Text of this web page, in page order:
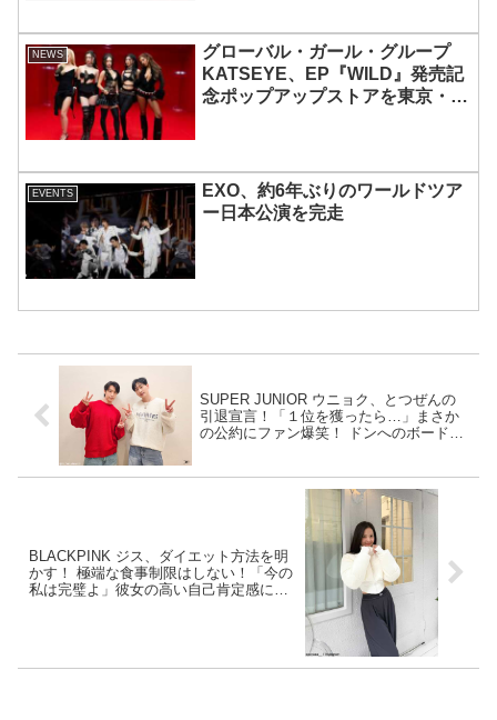
NEWS
グローバル・ガール・グループ
KATSEYE、EP『WILD』発売記
念ポップアップストアを東京・原
EVENTS
EXO、約6年ぶりのワールドツア
ー日本公演を完走
SUPER JUNIOR ウニョク、とつぜんの
引退宣言！「１位を獲ったら…」まさか
の公約にファン爆笑！ ドンへのボードに
BLACKPINK ジス、ダイエット方法を明
かす！ 極端な食事制限はしない！「今の
私は完璧よ」彼女の高い自己肯定感に絶